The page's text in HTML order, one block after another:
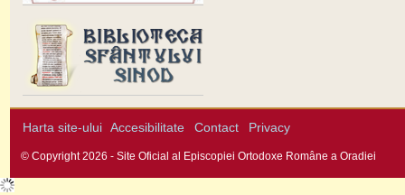
Harta site-ului Accesibilitate Contact Privacy
© Copyright 2026 - Site Oficial al Episcopiei Ortodoxe Române a Oradiei